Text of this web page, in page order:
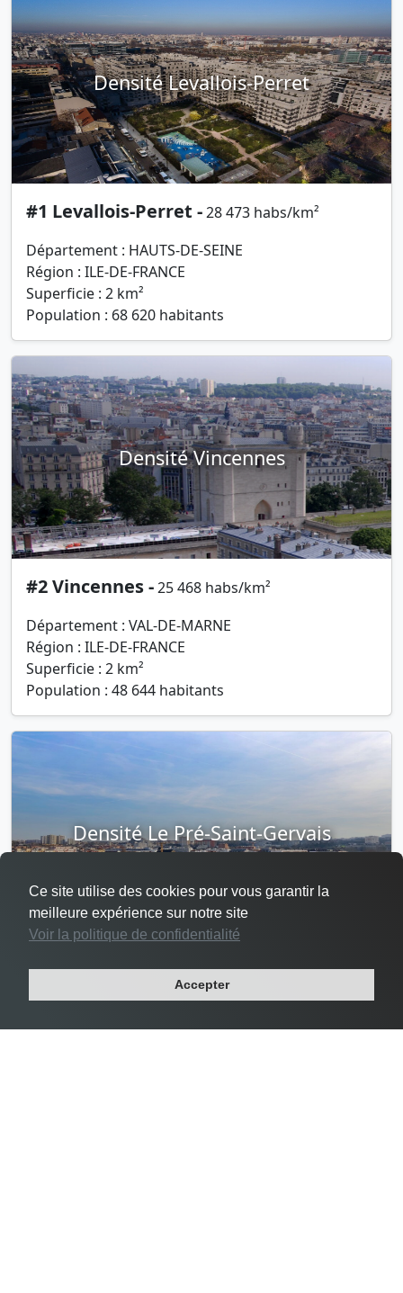
Densité Levallois-Perret
#1 Levallois-Perret -28 473 habs/km²
Département : HAUTS-DE-SEINE
Région : ILE-DE-FRANCE
Superficie : 2 km²
Population : 68 620 habitants
Densité Vincennes
#2 Vincennes -25 468 habs/km²
Département : VAL-DE-MARNE
Région : ILE-DE-FRANCE
Superficie : 2 km²
Population : 48 644 habitants
Densité Le Pré-Saint-Gervais
Département : SEINE-SAINT-DENIS
Ce site utilise des cookies pour vous garantir la
meilleure expérience sur notre site
Voir la politique de confidentialité
Accepter